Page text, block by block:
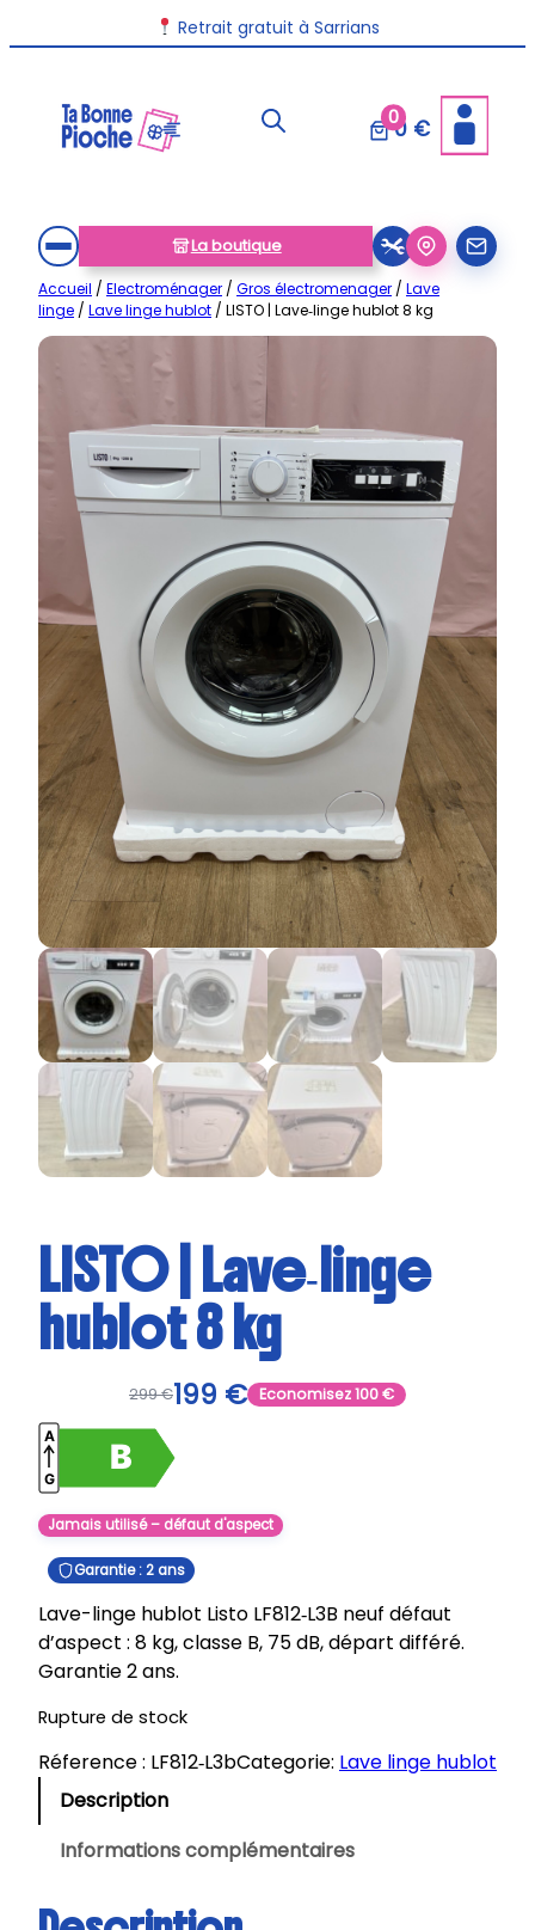
au
Retrait gratuit à Sarrians
00 €
La boutique
Accueil / Electroménager / Gros électromenager / Lave
linge / Lave linge hublot / LISTO | Lave‑linge hublot 8 kg
LISTO | Lave‑linge
hublot 8 kg
299€199 € Economisez100€
Jamais utilisé – défaut d'aspect
Garantie : 2 ans
Lave-linge hublot Listo LF812‑L3B neuf défaut
d’aspect : 8 kg, classe B, 75 dB, départ différé.
Garantie 2 ans.
Rupture de stock
Réference : LF812‑L3bCategorie: Lave linge hublot
Description
Informations complémentaires